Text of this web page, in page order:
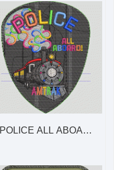
POLICE ALL ABOARD!